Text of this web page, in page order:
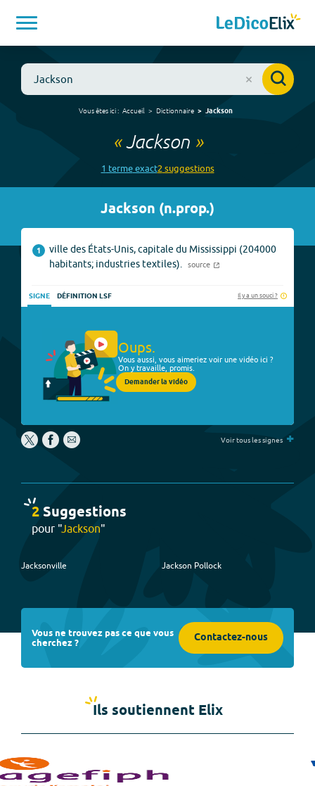
Vous êtes ici : Accueil Dictionnaire Jackson
«Jackson»
1 termeexact2 suggestions
Jackson (n.prop.)
1
ville des États-Unis, capitale du Mississippi (204000
habitants; industries textiles).
source
SIGNE DÉFINITION LSF Il y a un souci ?
Oups.
Vous aussi, vous aimeriez voir une vidéo ici ?
On y travaille, promis.
Demander la vidéo
Voir tous les signes +
2Suggestions
pour "Jackson"
Jacksonville Jackson Pollock
Vous ne trouvez pas ce que vous
cherchez ? Contactez-nous
Ils soutiennent Elix